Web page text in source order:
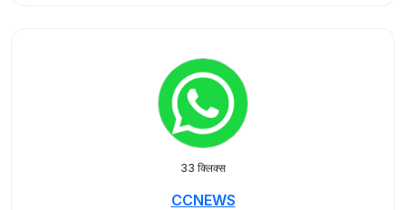
33 क्लिक्स
CCNEWS